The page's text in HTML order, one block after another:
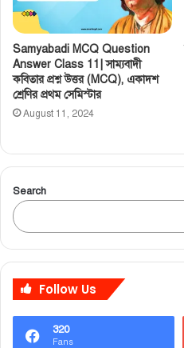
Samyabadi MCQ Question
Answer Class 11| সাম্যবাদী
কবিতার প্রশ্ন উত্তর (MCQ), একাদশ
শ্রেণির প্রথম সেমিস্টার
August 11, 2024
Search
Follow Us
320
Fans